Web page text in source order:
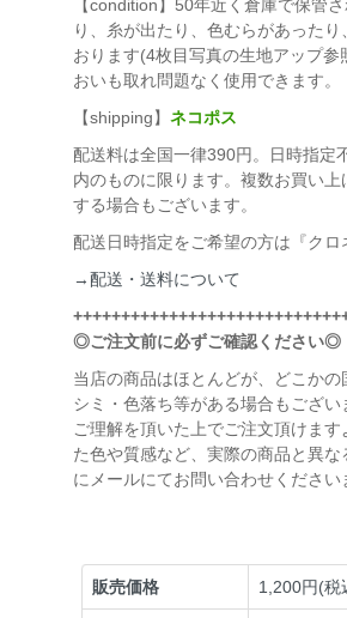
【condition】50年近く倉庫で保管
り、糸が出たり、色むらがあった
おります(4枚目写真の生地アップ
おいも取れ問題なく使用できます。
【shipping】 ネコポス
配送料は全国一律390円。日時指定
内のものに限ります。複数お買い
する場合もございます。
配送日時指定をご希望の方は『クロ
→配送・送料について
◎ご注文前に必ずご確認ください◎
当店の商品はほとんどが、どこか
シミ・色落ち等がある場合もござ
ご理解を頂いた上でご注文頂けま
た色や質感など、実際の商品と異
にメールにてお問い合わせください
販売価格 1,200円(税